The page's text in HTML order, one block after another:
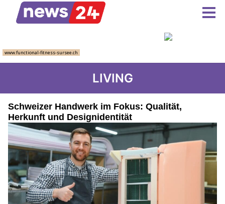
LIVING
Schweizer Handwerk im Fokus: Qualität,
Herkunft und Designidentität